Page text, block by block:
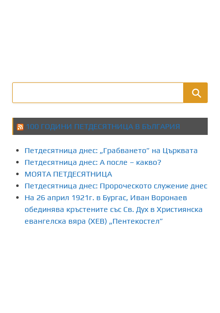
100 ГОДИНИ ПЕТДЕСЯТНИЦА В БЪЛГАРИЯ
Петдесятница днес: „Грабването” на Църквата
Петдесятница днес: А после – какво?
МОЯТА ПЕТДЕСЯТНИЦА
Петдесятница днес: Пророческото служение днес
На 26 април 1921г. в Бургас, Иван Воронаев
обединява кръстените със Св. Дух в Християнска
евангелска вяра (ХЕВ) „Пентекостел”